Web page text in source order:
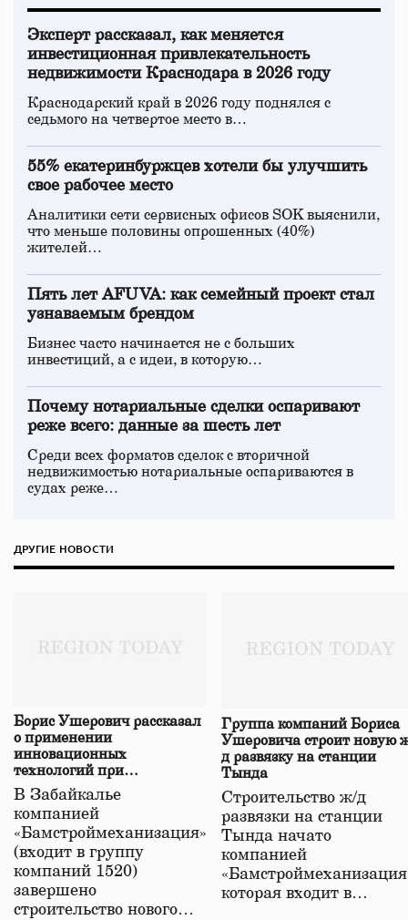
Эксперт рассказал, как меняется
инвестиционная привлекательность
недвижимости Краснодара в 2026 году
Краснодарский край в 2026 году поднялся с
седьмого на четвертое место в…
55% екатеринбуржцев хотели бы улучшить
свое рабочее место
Аналитики сети сервисных офисов SOK выяснили,
что меньше половины опрошенных (40%)
жителей…
Пять лет AFUVA: как семейный проект стал
узнаваемым брендом
Бизнес часто начинается не с больших
инвестиций, а с идеи, в которую…
Почему нотариальные сделки оспаривают
реже всего: данные за шесть лет
Среди всех форматов сделок с вторичной
недвижимостью нотариальные оспариваются в
судах реже…
ДРУГИЕ НОВОСТИ
Борис Ушерович рассказал
о применении
инновационных
технологий при
строительстве нового моста
в Забайкалье
В Забайкалье
компанией
«Бамстроймеханизация»
(входит в группу
компаний 1520)
завершено
строительство нового…
Группа компаний Бориса
Ушеровича строит новую
д развязку на станции
Тында
Строительство ж/д
развязки на станции
Тында начато
компанией
которая входит в…